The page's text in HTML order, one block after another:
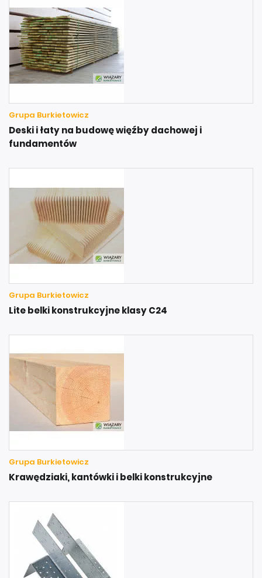
Grupa Burkietowicz
Deski i łaty na budowę więźby dachowej i
fundamentów
Grupa Burkietowicz
Lite belki konstrukcyjne klasy C24
Grupa Burkietowicz
Krawędziaki, kantówki i belki konstrukcyjne